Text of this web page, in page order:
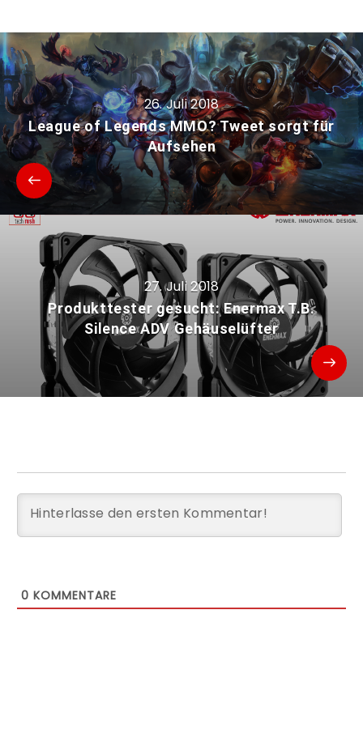
26. Juli 2018
League of Legends MMO? Tweet sorgt für
Aufsehen
27. Juli 2018
Produkttester gesucht: Enermax T.B.
Silence ADV Gehäuselüfter
0 KOMMENTARE